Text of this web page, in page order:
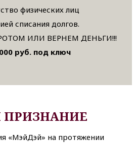
физических лиц
списания долгов.
ИЛИ ВЕРНЕМ ДЕНЬГИ!!!
руб. под ключ
ПРИЗНАНИЕ
«МэйДэй» на протяжении